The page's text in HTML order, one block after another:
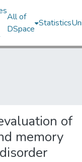
All of
DSpace
Statistics
of
memory